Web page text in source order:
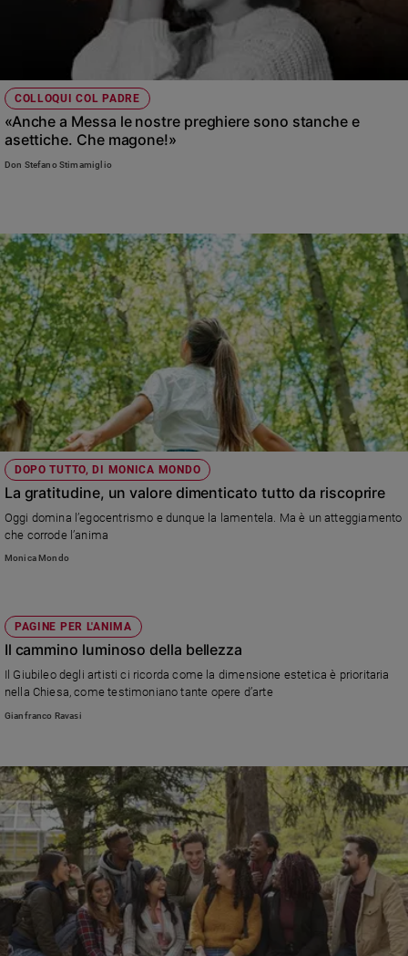
Società
e
valori
e
Diritti
Aziende
di
valore
Caso
della
settimana
Migranti
Diversità
e
inclusione
Costume
e
spettacoli
Cinema,
Tv
e
streaming
Libri
Musica
Famiglia
ed
educazione
Genitori
e
figli
Nonni
Scuola
COLLOQUI COL PADRE
«Anche a Messa le nostre preghiere sono stanche e
asettiche. Che magone!»
Don Stefano Stimamiglio
DOPO TUTTO, DI MONICA MONDO
La gratitudine, un valore dimenticato tutto da riscoprire
Oggi domina l’egocentrismo e dunque la lamentela. Ma è un atteggiamento
che corrode l’anima
Monica Mondo
PAGINE PER L'ANIMA
Il cammino luminoso della bellezza
Il Giubileo degli artisti ci ricorda come la dimensione estetica è prioritaria
nella Chiesa, come testimoniano tante opere d’arte
Gianfranco Ravasi